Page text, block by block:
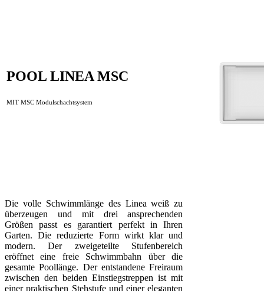
POOL LINEA MSC
MIT MSC Modulschachtsystem
Die volle Schwimmlänge des Linea weiß zu
überzeugen und mit drei ansprechenden
Größen passt es garantiert perfekt in Ihren
Garten. Die reduzierte Form wirkt klar und
modern. Der zweigeteilte Stufenbereich
eröffnet eine freie Schwimmbahn über die
gesamte Poollänge. Der entstandene Freiraum
zwischen den beiden Einstiegstreppen ist mit
einer praktischen Stehstufe und einer eleganten